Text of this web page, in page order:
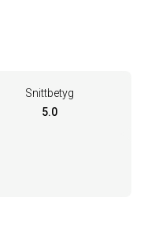
Snittbetyg
5.0